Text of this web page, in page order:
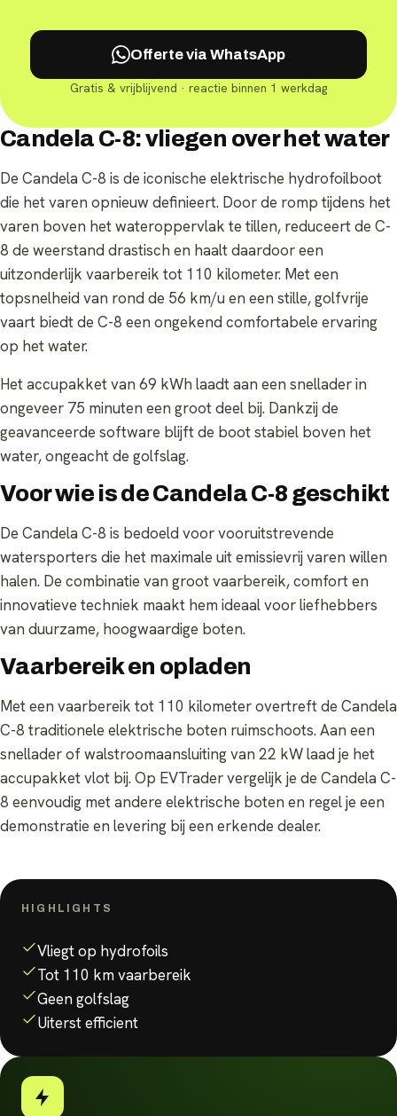
Offerte via WhatsApp
Gratis & vrijblijvend · reactie binnen 1 werkdag
Candela C-8: vliegen over het water
De Candela C-8 is de iconische elektrische hydrofoilboot
die het varen opnieuw definieert. Door de romp tijdens het
varen boven het wateroppervlak te tillen, reduceert de C-
8 de weerstand drastisch en haalt daardoor een
uitzonderlijk vaarbereik tot 110 kilometer. Met een
topsnelheid van rond de 56 km/u en een stille, golfvrije
vaart biedt de C-8 een ongekend comfortabele ervaring
op het water.
Het accupakket van 69 kWh laadt aan een snellader in
ongeveer 75 minuten een groot deel bij. Dankzij de
geavanceerde software blijft de boot stabiel boven het
water, ongeacht de golfslag.
Voor wie is de Candela C-8 geschikt
De Candela C-8 is bedoeld voor vooruitstrevende
watersporters die het maximale uit emissievrij varen willen
halen. De combinatie van groot vaarbereik, comfort en
innovatieve techniek maakt hem ideaal voor liefhebbers
van duurzame, hoogwaardige boten.
Vaarbereik en opladen
Met een vaarbereik tot 110 kilometer overtreft de Candela
C-8 traditionele elektrische boten ruimschoots. Aan een
snellader of walstroomaansluiting van 22 kW laad je het
accupakket vlot bij. Op EVTrader vergelijk je de Candela C-
8 eenvoudig met andere elektrische boten en regel je een
demonstratie en levering bij een erkende dealer.
HIGHLIGHTS
Vliegt op hydrofoils
Tot 110 km vaarbereik
Geen golfslag
Uiterst efficient